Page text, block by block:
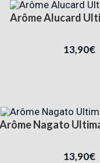
Arôme Alucard
13,90€
Arôme Nagato
13,90€